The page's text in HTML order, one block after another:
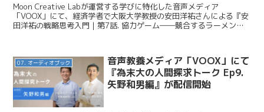
Moon Creative Labが運営する学びに特化した音声メディア
「VOOX」にて、経済学者で大阪大学教授の安田洋祐さんによる『安
田洋祐の戦略思考入門｜第7話. 協力ゲーム――競合するラーメン屋
07. オーディオブック
音声教養メディア「VOOX」にて
『為末大の人間探求トーク Ep9.
矢野和男編』が配信開始